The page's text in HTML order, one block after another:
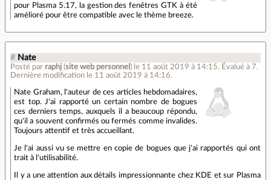
pour Plasma 5.17, la gestion des fenêtres GTK à été
amélioré pour être compatible avec le thème breeze.
# Nate
Posté par raphj (site web personnel ) le 11 août 2019 à 14:15. Évalué à 7.
Dernière modification le 11 août 2019 à 14:16.
Nate Graham, l'auteur de ces articles hebdomadaires,
est top. J'ai rapporté un certain nombre de bogues
ces derniers temps, auxquels il a beaucoup répondu,
qu'il a souvent confirmés ou fermés comme invalides.
Toujours attentif et très accueillant.
Je l'ai aussi vu se mettre en copie de bogues que j'ai rapportés qui ont
trait à l'utilisabilité.
Il y a une attention aux détails impressionnante chez KDE et sur Plasma